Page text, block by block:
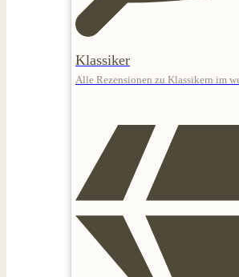
Klassiker
Alle Rezensionen zu Klassikern im